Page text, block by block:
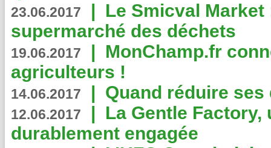
23.06.2017 | Le Smicval
supermarché des déchets
19.06.2017 | MonChamp.fr
agriculteurs !
14.06.2017 | Quand réduire
12.06.2017 | La Gentle
durablement engagée